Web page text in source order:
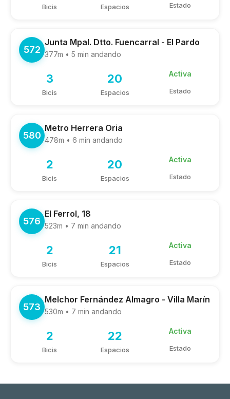
Bicis Espacios Estado
572
Junta Mpal. Dtto. Fuencarral - El Pardo
377m • 5 min andando
3
Bicis
20
Espacios
Activa
Estado
580
Metro Herrera Oria
478m • 6 min andando
2
Bicis
20
Espacios
Activa
Estado
576
El Ferrol, 18
523m • 7 min andando
2
Bicis
21
Espacios
Activa
Estado
573
Melchor Fernández Almagro - Villa Marín
530m • 7 min andando
2
Bicis
22
Espacios
Activa
Estado